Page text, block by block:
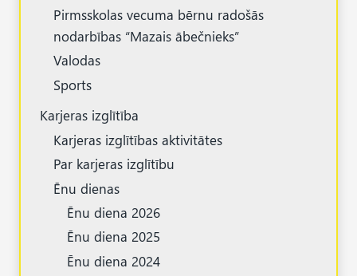
Pirmsskolas vecuma bērnu radošās
nodarbības “Mazais ābečnieks”
Valodas
Sports
Karjeras izglītība
Karjeras izglītības aktivitātes
Par karjeras izglītību
Ēnu dienas
Ēnu diena 2026
Ēnu diena 2025
Ēnu diena 2024